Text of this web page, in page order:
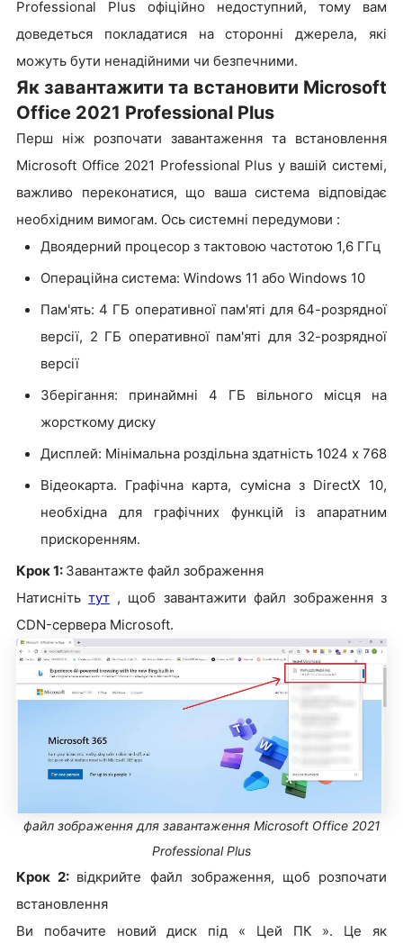
Professional Plus офіційно недоступний, тому вам
доведеться покладатися на сторонні джерела, які
можуть бути ненадійними чи безпечними.
Як завантажити та встановити Microsoft
Office 2021 Professional Plus
Перш ніж розпочати завантаження та встановлення
Microsoft Office 2021 Professional Plus у вашій системі,
важливо переконатися, що ваша система відповідає
необхідним вимогам. Ось системні передумови :
Двоядерний процесор з тактовою частотою 1,6 ГГц
Операційна система: Windows 11 або Windows 10
Пам'ять: 4 ГБ оперативної пам'яті для 64-розрядної
версії, 2 ГБ оперативної пам'яті для 32-розрядної
версії
Зберігання: принаймні 4 ГБ вільного місця на
жорсткому диску
Дисплей: Мінімальна роздільна здатність 1024 x 768
Відеокарта. Графічна карта, сумісна з DirectX 10,
необхідна для графічних функцій із апаратним
прискоренням.
Крок 1: Завантажте файл зображення
Натиснітьтут , щоб завантажити файл зображення з
CDN-сервера Microsoft.
файл зображення для завантаження Microsoft Office 2021
Professional Plus
Крок 2: відкрийте файл зображення, щоб розпочати
встановлення
Ви побачите новий диск під « Цей ПК ». Це як